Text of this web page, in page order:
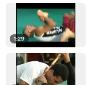
1:29